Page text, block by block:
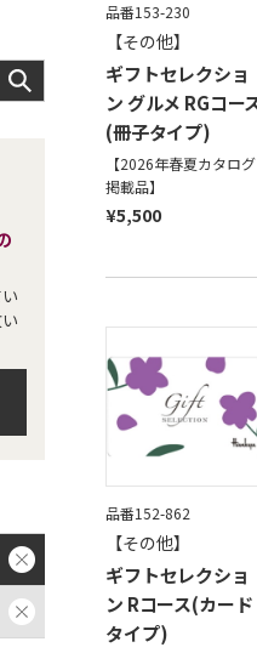
品番153-230
【その他】
ギフトセレクショ
ン グルメ RGコー
(冊子タイプ)
【2026年春夏カタログ
掲載品】
¥5,500
品番152-862
【その他】
ギフトセレクショ
ン Rコース(カード
タイプ)